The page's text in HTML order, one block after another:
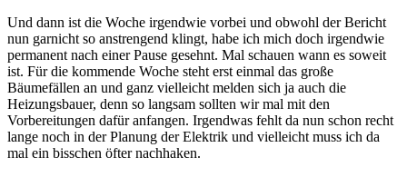
Und dann ist die Woche irgendwie vorbei und obwohl der Bericht
nun garnicht so anstrengend klingt, habe ich mich doch irgendwie
permanent nach einer Pause gesehnt. Mal schauen wann es soweit
ist. Für die kommende Woche steht erst einmal das große
Bäumefällen an und ganz vielleicht melden sich ja auch die
Heizungsbauer, denn so langsam sollten wir mal mit den
Vorbereitungen dafür anfangen. Irgendwas fehlt da nun schon recht
lange noch in der Planung der Elektrik und vielleicht muss ich da
mal ein bisschen öfter nachhaken.